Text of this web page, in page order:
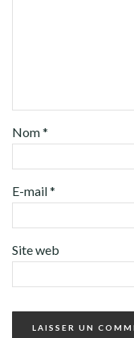
Nom*
E-mail*
Site web